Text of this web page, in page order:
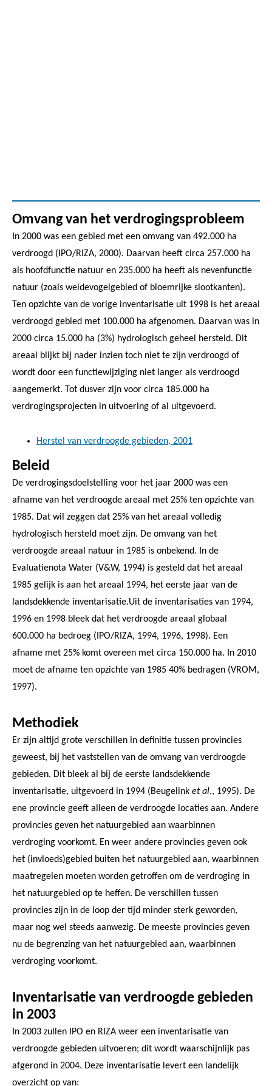
Omvang van het verdrogingsprobleem
In 2000 was een gebied met een omvang van 492.000 ha
verdroogd (IPO/RIZA, 2000). Daarvan heeft circa 257.000 ha
als hoofdfunctie natuur en 235.000 ha heeft als nevenfunctie
natuur (zoals weidevogelgebied of bloemrijke slootkanten).
Ten opzichte van de vorige inventarisatie uit 1998 is het areaal
verdroogd gebied met 100.000 ha afgenomen. Daarvan was in
2000 circa 15.000 ha (3%) hydrologisch geheel hersteld. Dit
areaal blijkt bij nader inzien toch niet te zijn verdroogd of
wordt door een functiewijziging niet langer als verdroogd
aangemerkt. Tot dusver zijn voor circa 185.000 ha
verdrogingsprojecten in uitvoering of al uitgevoerd.
Herstel van verdroogde gebieden, 2001
Beleid
De verdrogingsdoelstelling voor het jaar 2000 was een
afname van het verdroogde areaal met 25% ten opzichte van
1985. Dat wil zeggen dat 25% van het areaal volledig
hydrologisch hersteld moet zijn. De omvang van het
verdroogde areaal natuur in 1985 is onbekend. In de
Evaluatienota Water (V&W, 1994) is gesteld dat het areaal
1985 gelijk is aan het areaal 1994, het eerste jaar van de
landsdekkende inventarisatie.Uit de inventarisaties van 1994,
1996 en 1998 bleek dat het verdroogde areaal globaal
600.000 ha bedroeg (IPO/RIZA, 1994, 1996, 1998). Een
afname met 25% komt overeen met circa 150.000 ha. In 2010
moet de afname ten opzichte van 1985 40% bedragen (VROM,
1997).
Methodiek
Er zijn altijd grote verschillen in definitie tussen provincies
geweest, bij het vaststellen van de omvang van verdroogde
gebieden. Dit bleek al bij de eerste landsdekkende
inventarisatie, uitgevoerd in 1994 (Beugelink et al., 1995). De
ene provincie geeft alleen de verdroogde locaties aan. Andere
provincies geven het natuurgebied aan waarbinnen
verdroging voorkomt. En weer andere provincies geven ook
het (invloeds)gebied buiten het natuurgebied aan, waarbinnen
maatregelen moeten worden getroffen om de verdroging in
het natuurgebied op te heffen. De verschillen tussen
provincies zijn in de loop der tijd minder sterk geworden,
maar nog wel steeds aanwezig. De meeste provincies geven
nu de begrenzing van het natuurgebied aan, waarbinnen
verdroging voorkomt.
Inventarisatie van verdroogde gebieden
in 2003
In 2003 zullen IPO en RIZA weer een inventarisatie van
verdroogde gebieden uitvoeren; dit wordt waarschijnlijk pas
afgerond in 2004. Deze inventarisatie levert een landelijk
overzicht op van: